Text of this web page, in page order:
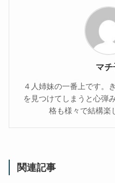
マチ
４人姉妹の一番上です。
を見つけてしまうと心弾
格も様々で結構楽
関連記事